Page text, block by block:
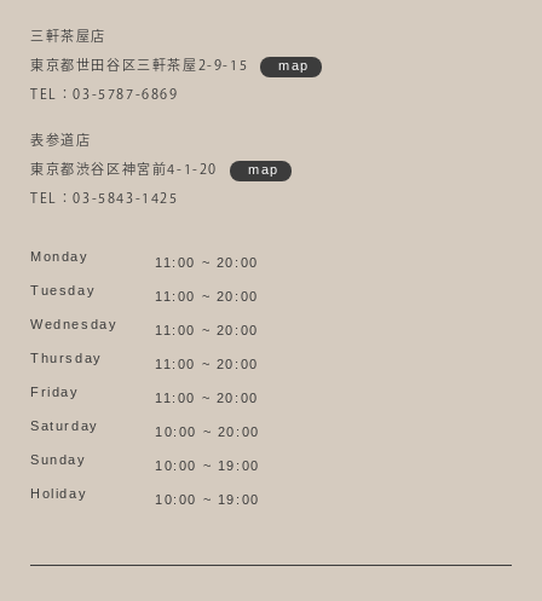
三軒茶屋店
東京都世田谷区三軒茶屋2-9-15 map
TEL：03-5787-6869
表参道店
東京都渋谷区神宮前4-1-20 map
TEL：03-5843-1425
Monday
11:00 ~ 20:00
Tuesday
11:00 ~ 20:00
Wednesday
11:00 ~ 20:00
Thursday
11:00 ~ 20:00
Friday
11:00 ~ 20:00
Saturday
10:00 ~ 20:00
Sunday
10:00 ~ 19:00
Holiday
10:00 ~ 19:00